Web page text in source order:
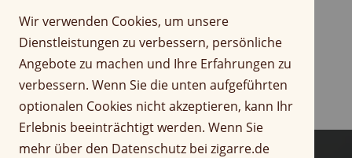
s
p
r
n
g
e
n
A
n
a
n
g
d
e
Wir verwenden Cookies, um unsere
Dienstleistungen zu verbessern, persönliche
Angebote zu machen und Ihre Erfahrungen zu
verbessern. Wenn Sie die unten aufgeführten
optionalen Cookies nicht akzeptieren, kann Ihr
Erlebnis beeinträchtigt werden. Wenn Sie
mehr über den Datenschutz bei zigarre.de